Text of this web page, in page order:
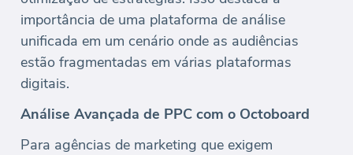
importância de uma plataforma de análise
unificada em um cenário onde as audiências
estão fragmentadas em várias plataformas
digitais.
Análise Avançada de PPC com o Octoboard
Para agências de marketing que exigem